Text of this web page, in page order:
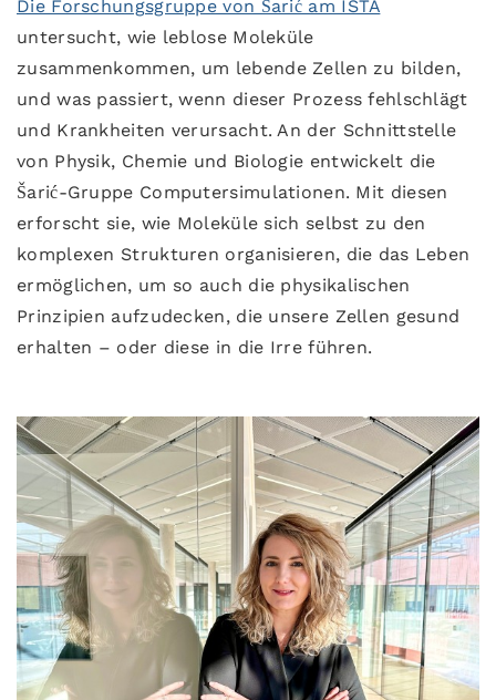
Die Forschungsgruppe von Šarić am ISTA
untersucht, wie leblose Moleküle
zusammenkommen, um lebende Zellen zu bilden,
und was passiert, wenn dieser Prozess fehlschlägt
und Krankheiten verursacht. An der Schnittstelle
von Physik, Chemie und Biologie entwickelt die
Šarić-Gruppe Computersimulationen. Mit diesen
erforscht sie, wie Moleküle sich selbst zu den
komplexen Strukturen organisieren, die das Leben
ermöglichen, um so auch die physikalischen
Prinzipien aufzudecken, die unsere Zellen gesund
erhalten – oder diese in die Irre führen.